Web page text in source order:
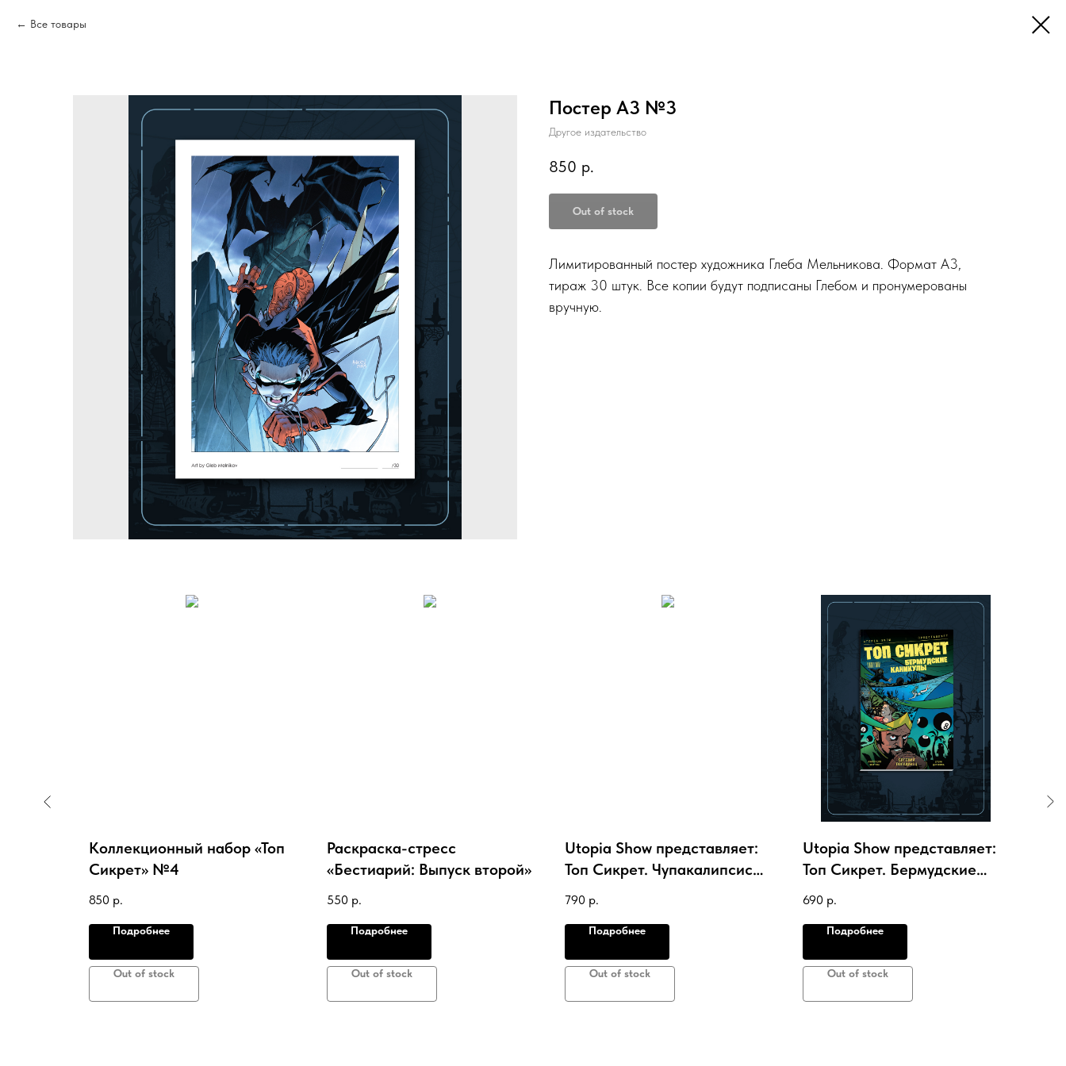
Все товары
Постер А3 №3
Другое издательство
850 р.
Out of stock
Лимитированный постер художника Глеба Мельникова. Формат А3,
тираж 30 штук. Все копии будут подписаны Глебом и пронумерованы
вручную.
Коллекционный набор «Топ
Сикрет» №4
850 р.
Подробнее
Out of stock
Раскраска-стресс
«Бестиарий: Выпуск второй»
550 р.
Подробнее
Out of stock
Utopia Show представляет:
Топ Сикрет. Чупакалипсис
(Обложка GO-GOAT STORE)
790 р.
Подробнее
Out of stock
Utopia Show представляет:
Топ Сикрет. Бермудские
каникулы (Новая обложка)
690 р.
Подробнее
Out of stock